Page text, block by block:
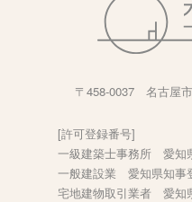
メンテナンスに関して
質をいつまでも保ち続け、快適に
料でご対応させていただきます。
がありましたら、その都度迅速に
〒458-0037 名古屋
[許可登録番号]
一級建築士事務所 愛知
一般建設業 愛知県知事
宅地建物取引業者 愛知